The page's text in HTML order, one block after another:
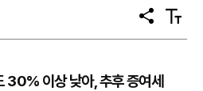
공
유
텍
스
30% 이상 낮아, 추후 증여세